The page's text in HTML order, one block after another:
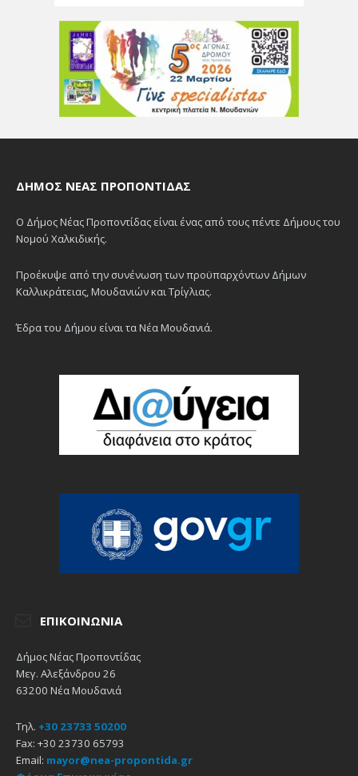
ΔΉΜΟΣ ΝΈΑΣ ΠΡΟΠΟΝΤΊΔΑΣ
Ο Δήμος Νέας Προποντίδας είναι ένας από τους πέντε Δήμους του
Νομού Χαλκιδικής.
Προέκυψε από την συνένωση των προϋπαρχόντων Δήμων
Καλλικράτειας, Μουδανιών και Τρίγλιας.
Έδρα του Δήμου είναι τα Νέα Μουδανιά.
ΕΠΙΚΟΙΝΩΝΊΑ
Δήμος Νέας Προποντίδας
Μεγ. Αλεξάνδρου 26
63200 Νέα Μουδανιά
Τηλ. +30 23733 50200
Fax: +30 23730 65793
Email: mayor@nea-propontida.gr